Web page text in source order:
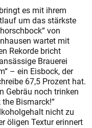
es mit ihrem
um das stärkste
von
wartet mit
Rekorde bricht
Brauerei
– ein Eisbock, der
67,5 Prozent hat.
Gebräu noch trinken
Bismarck!“
nicht zu
öligen Textur erinnert